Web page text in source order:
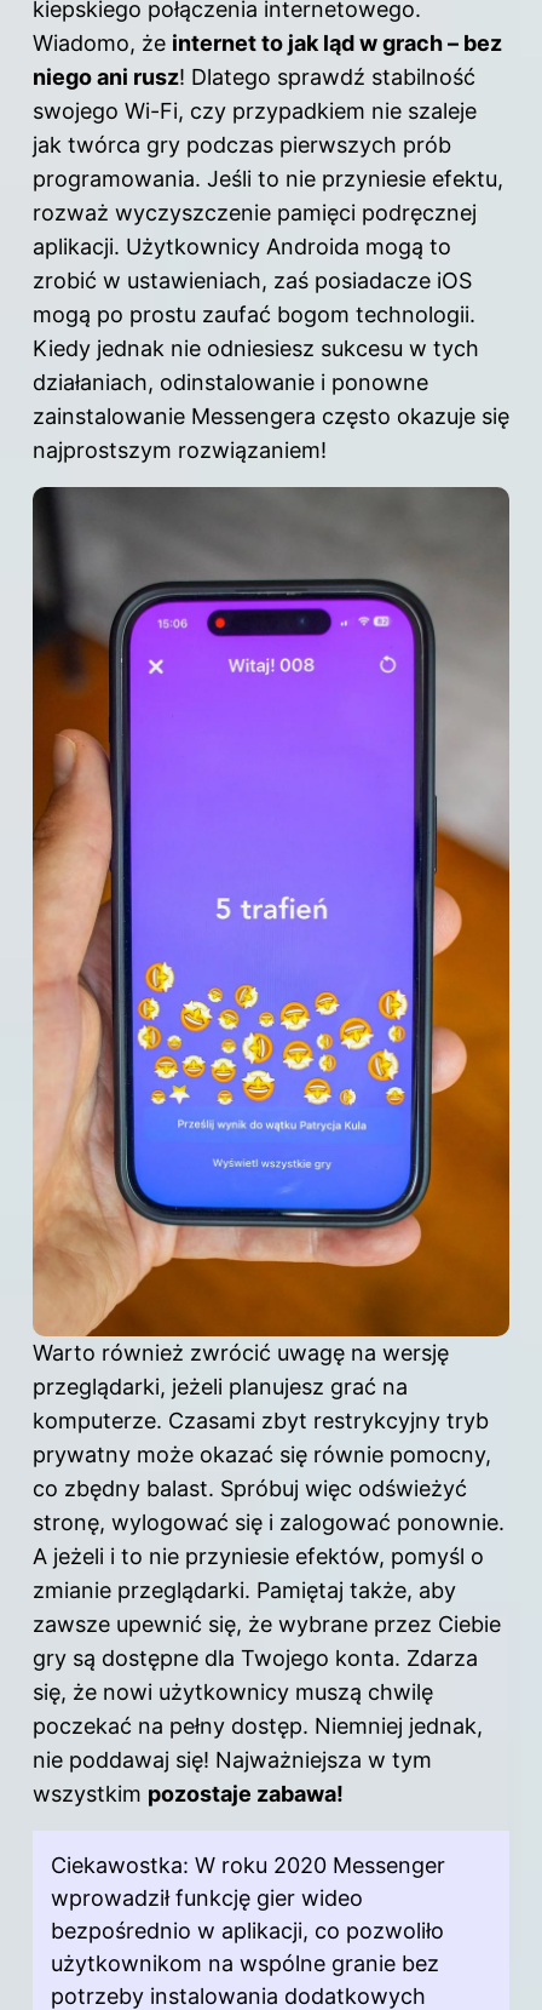
kiepskiego połączenia internetowego.
Wiadomo, że internet to jak ląd w grach – bez
niego ani rusz! Dlatego sprawdź stabilność
swojego Wi-Fi, czy przypadkiem nie szaleje
jak twórca gry podczas pierwszych prób
programowania. Jeśli to nie przyniesie efektu,
rozważ wyczyszczenie pamięci podręcznej
aplikacji. Użytkownicy Androida mogą to
zrobić w ustawieniach, zaś posiadacze iOS
mogą po prostu zaufać bogom technologii.
Kiedy jednak nie odniesiesz sukcesu w tych
działaniach, odinstalowanie i ponowne
zainstalowanie Messengera często okazuje się
najprostszym rozwiązaniem!
Warto również zwrócić uwagę na wersję
przeglądarki, jeżeli planujesz grać na
komputerze. Czasami zbyt restrykcyjny tryb
prywatny może okazać się równie pomocny,
co zbędny balast. Spróbuj więc odświeżyć
stronę, wylogować się i zalogować ponownie.
A jeżeli i to nie przyniesie efektów, pomyśl o
zmianie przeglądarki. Pamiętaj także, aby
zawsze upewnić się, że wybrane przez Ciebie
gry są dostępne dla Twojego konta. Zdarza
się, że nowi użytkownicy muszą chwilę
poczekać na pełny dostęp. Niemniej jednak,
nie poddawaj się! Najważniejsza w tym
wszystkim pozostaje zabawa!
Ciekawostka: W roku 2020 Messenger
wprowadził funkcję gier wideo
bezpośrednio w aplikacji, co pozwoliło
użytkownikom na wspólne granie bez
potrzeby instalowania dodatkowych